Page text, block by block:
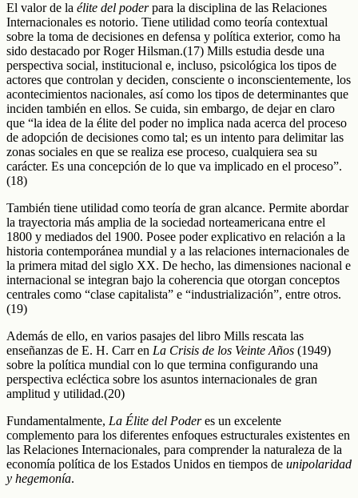
El valor de la élite del poderpara la disciplina de las Relaciones
Internacionales es notorio. Tiene utilidad como teoría contextual
sobre la toma de decisiones en defensa y política exterior, como ha
sido destacado por Roger Hilsman.(17) Mills estudia desde una
perspectiva social, institucional e, incluso, psicológica los tipos de
actores que controlan y deciden, consciente o inconscientemente, los
acontecimientos nacionales, así como los tipos de determinantes que
inciden también en ellos. Se cuida, sin embargo, de dejar en claro
que “la idea de la élite del poder no implica nada acerca del proceso
de adopción de decisiones como tal; es un intento para delimitar las
zonas sociales en que se realiza ese proceso, cualquiera sea su
carácter. Es una concepción de lo que va implicado en el proceso”.
(18)
También tiene utilidad como teoría de gran alcance. Permite abordar
la trayectoria más amplia de la sociedad norteamericana entre el
1800 y mediados del 1900. Posee poder explicativo en relación a la
historia contemporánea mundial y a las relaciones internacionales de
la primera mitad del siglo XX. De hecho, las dimensiones nacional e
internacional se integran bajo la coherencia que otorgan conceptos
centrales como “clase capitalista” e “industrialización”, entre otros.
(19)
Además de ello, en varios pasajes del libro Mills rescata las
enseñanzas de E. H. Carr en La Crisis de los Veinte Años (1949)
sobre la política mundial con lo que termina configurando una
perspectiva ecléctica sobre los asuntos internacionales de gran
amplitud y utilidad.(20)
Fundamentalmente, La Élite del Poderes un excelente
complemento para los diferentes enfoques estructurales existentes en
las Relaciones Internacionales, para comprender la naturaleza de la
economía política de los Estados Unidos en tiempos de unipolaridad
y hegemonía.